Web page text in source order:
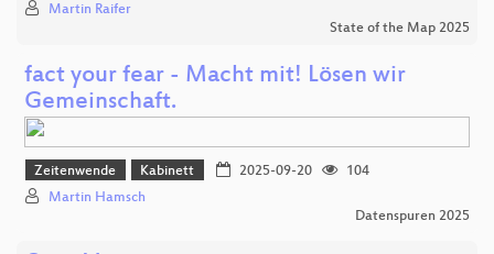
Martin Raifer
State of the Map 2025
fact your fear - Macht mit! Lösen wir
Gemeinschaft.
Zeitenwende Kabinett 2025-09-20
104
Martin Hamsch
Datenspuren 2025